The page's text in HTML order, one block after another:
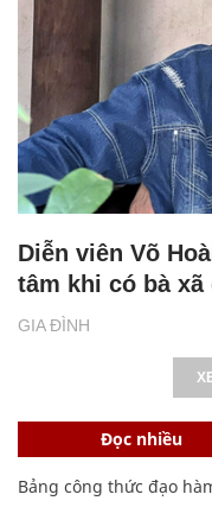
GIA ĐÌNH
Diễn viên Võ
tâm khi có bà xã
Đọc nhiều
Bảng công thức đạo